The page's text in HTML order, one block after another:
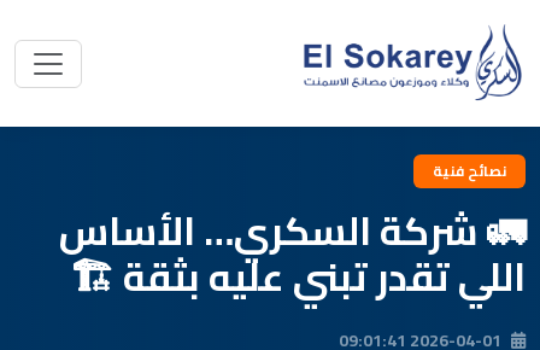
نصائح فنية
🚛 شركة السكري… الأساس
اللي تقدر تبني عليه بثقة 🏗️
2026-04-01 09:01:41